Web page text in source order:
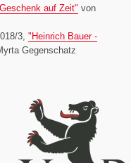
auf Zeit" von
3, "Heinrich Bauer -
Gegenschatz